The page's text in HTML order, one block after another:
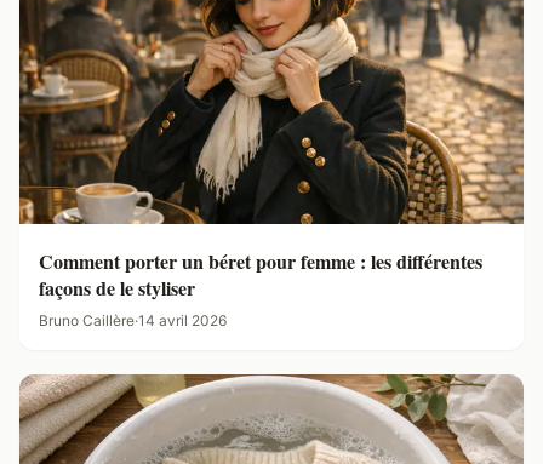
Comment porter un béret pour femme : les différentes
façons de le styliser
Bruno Caillère·14 avril 2026